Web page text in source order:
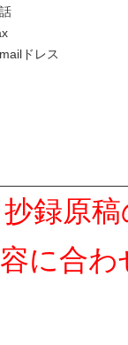
ドレス
抄録原
に合